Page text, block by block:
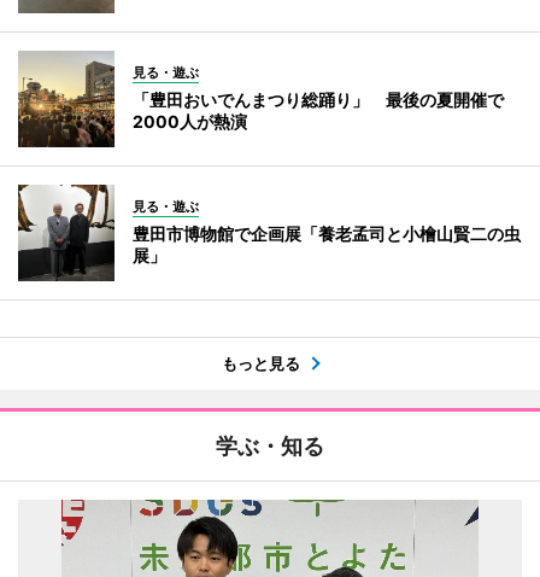
見る・遊ぶ
「豊田おいでんまつり総踊り」 最後の夏開催で
2000人が熱演
見る・遊ぶ
豊田市博物館で企画展「養老孟司と小檜山賢二の虫
展」
もっと見る
学ぶ・知る